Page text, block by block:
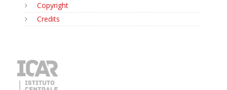
Copyright
Credits